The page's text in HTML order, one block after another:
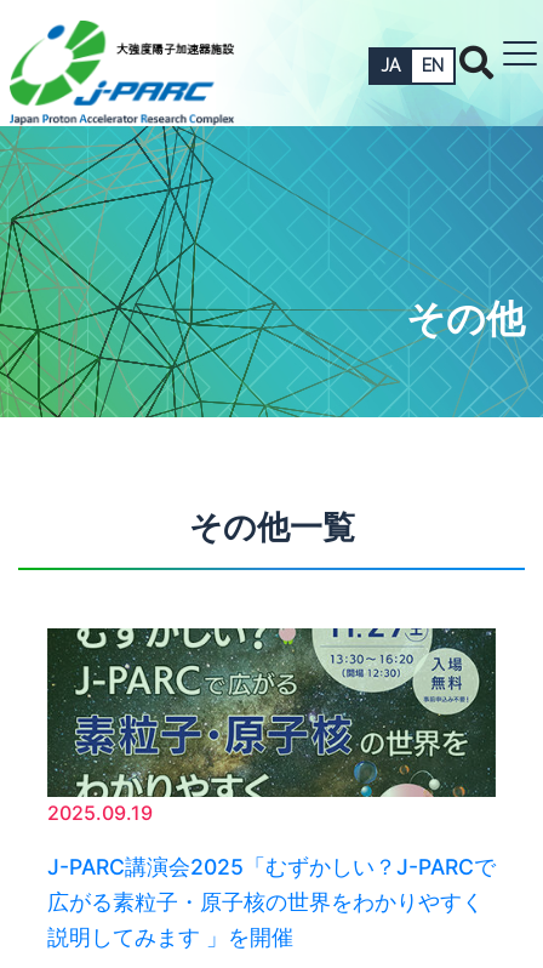
JA EN
その他
その他一覧
2025.09.19
J-PARC講演会2025「むずかしい？J-PARCで
広がる素粒子・原子核の世界をわかりやすく
説明してみます 」を開催